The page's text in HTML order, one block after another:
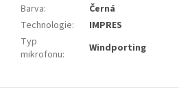
Barva:
Černá
Technologie:
IMPRES
Typ
mikrofonu: Windporting